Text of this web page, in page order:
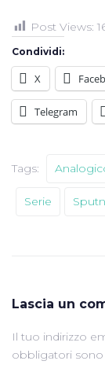
Post Views:
Condividi:
X
Telegram
Tags:
Serie
Lascia un
Il tuo indirizzo
obbligatori